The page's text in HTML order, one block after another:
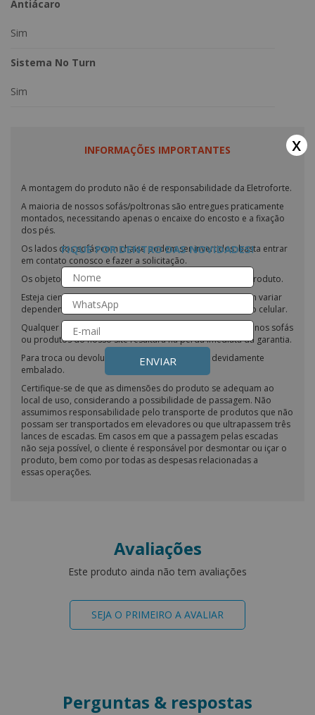
Antiácaro
Sim
Sistema No Turn
Sim
INFORMAÇÕES IMPORTANTES
A montagem do produto não é de responsabilidade da Eletroforte.
A maioria de nossos sofás/poltronas são entregues praticamente
montados, necessitando apenas o encaixe do encosto e a fixação
dos pés.
Os lados dos sofás com chaise podem ser invertidos; basta entrar
em contato conosco e fazer a solicitação.
Os objetos exibidos nas fotos não estão inclusos com o produto.
Esteja ciente de que as cores dos nossos produtos podem variar
dependendo das configurações do seu monitor ou tela do celular.
Qualquer tentativa de impermeabilização ou modificação nos sofás
ou produtos do nosso site resultará na perda imediata da garantia.
Para troca ou devolução, o produto deve estar devidamente
embalado.
Certifique-se de que as dimensões do produto se adequam ao
local de uso, considerando a possibilidade de passagem. Não
assumimos responsabilidade pelo transporte de produtos que não
possam ser transportados em elevadores ou que ultrapassem três
lances de escadas. Em casos em que a passagem pelas escadas
não seja possível, o cliente é responsável por desmontar ou içar o
produto, bem como por todas as despesas relacionadas a
essas operações.
Avaliações
Este produto ainda não tem avaliações
SEJA O PRIMEIRO A AVALIAR
Perguntas & respostas
x
FIQUE POR DENTRO DAS NOVIDADES!
ENVIAR